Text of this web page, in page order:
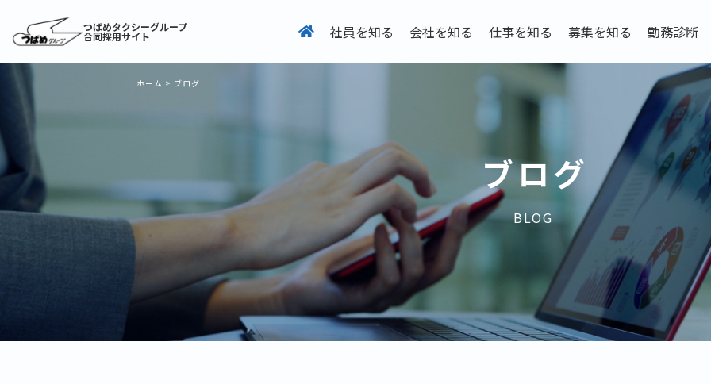
つばめタクシーグループ
合同採用サイト 社員を知る 会社を知る 仕事を知る 募集を知る 勤務診断
ホーム > ブログ
ブログ
BLOG